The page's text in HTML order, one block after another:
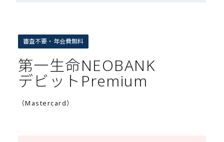
審査不要・年会費無料
第一生命NEOBANK
デビットPremium
（Mastercard）